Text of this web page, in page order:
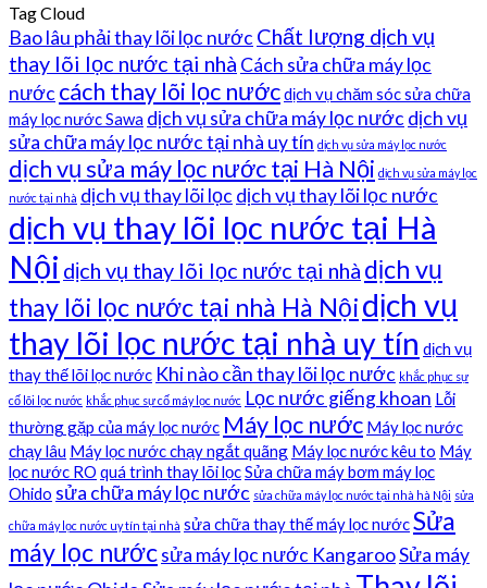
Tag Cloud
Bao lâu phải thay lõi lọc nước Chất lượng dịch vụ
thay lõi lọc nước tại nhà Cách sửa chữa máy lọc
nước cách thay lõi lọc nướcdịch vụ chăm sóc sửa chữa
máy lọc nước Sawa dịch vụ sửa chữa máy lọc nước dịch vụ
sửa chữa máy lọc nước tại nhà uy tín dịch vụ sửa máy lọc nước
dịch vụ sửa máy lọc nước tại Hà Nội dịch vụ sửa máy lọc
nước tại nhà dịch vụ thay lõi lọc dịch vụ thay lõi lọc nước
dịch vụ thay lõi lọc nước tại Hà
Nội dịch vụ thay lõi lọc nước tại nhà dịch vụ
thay lõi lọc nước tại nhà Hà Nộidịch vụ
thay lõi lọc nước tại nhà uy tín dịch vụ
thay thế lõi lọc nước Khi nào cần thay lõi lọc nước khắc phục sự
cố lõi lọc nước khắc phục sự cố máy lọc nước Lọc nước giếng khoan Lỗi
thường gặp của máy lọc nước Máy lọc nước Máy lọc nước
chạy lâu Máy lọc nước chạy ngắt quãng Máy lọc nước kêu to Máy
lọc nước RO quá trình thay lõi lọcSửa chữa máy bơm máy lọc
Ohido sửa chữa máy lọc nước sửa chữa máy lọc nước tại nhà hà Nội sửa
chữa máy lọc nước uy tín tại nhà sửa chữa thay thế máy lọc nướcSửa
máy lọc nướcsửa máy lọc nước KangarooSửa máy